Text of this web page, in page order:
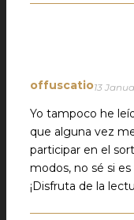
offuscatio13
Yo tampoco he
que alguna vez
participar en el
modos, no sé si
¡Disfruta de la